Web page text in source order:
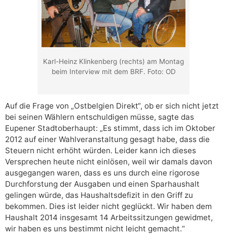
Karl-Heinz Klinkenberg (rechts) am Montag
beim Interview mit dem BRF. Foto: OD
Auf die Frage von „Ostbelgien Direkt“, ob er sich nicht jetzt
bei seinen Wählern entschuldigen müsse, sagte das
Eupener Stadtoberhaupt: „Es stimmt, dass ich im Oktober
2012 auf einer Wahlveranstaltung gesagt habe, dass die
Steuern nicht erhöht würden. Leider kann ich dieses
Versprechen heute nicht einlösen, weil wir damals davon
ausgegangen waren, dass es uns durch eine rigorose
Durchforstung der Ausgaben und einen Sparhaushalt
gelingen würde, das Haushaltsdefizit in den Griff zu
bekommen. Dies ist leider nicht geglückt. Wir haben dem
Haushalt 2014 insgesamt 14 Arbeitssitzungen gewidmet,
wir haben es uns bestimmt nicht leicht gemacht.“